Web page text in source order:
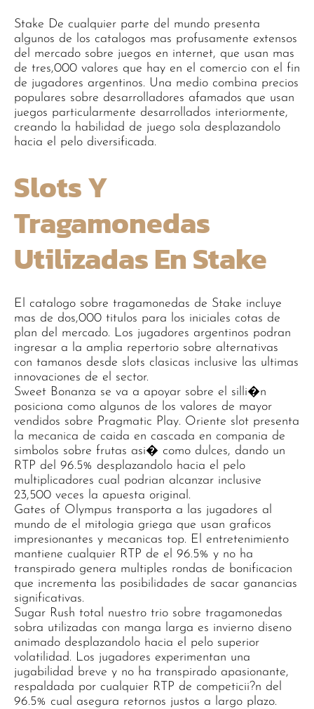
Stake De cualquier parte del mundo presenta
algunos de los catalogos mas profusamente extensos
del mercado sobre juegos en internet, que usan mas
de tres,000 valores que hay en el comercio con el fin
de jugadores argentinos. Una medio combina precios
populares sobre desarrolladores afamados que usan
juegos particularmente desarrollados interiormente,
creando la habilidad de juego sola desplazandolo
hacia el pelo diversificada.
Slots Y
Tragamonedas
Utilizadas En Stake
El catalogo sobre tragamonedas de Stake incluye
mas de dos,000 titulos para los iniciales cotas de
plan del mercado. Los jugadores argentinos podran
ingresar a la amplia repertorio sobre alternativas
con tamanos desde slots clasicas inclusive las ultimas
innovaciones de el sector.
Sweet Bonanza se va a apoyar sobre el silli�n
posiciona como algunos de los valores de mayor
vendidos sobre Pragmatic Play. Oriente slot presenta
la mecanica de caida en cascada en compania de
simbolos sobre frutas asi� como dulces, dando un
RTP del 96.5% desplazandolo hacia el pelo
multiplicadores cual podrian alcanzar inclusive
23,500 veces la apuesta original.
Gates of Olympus transporta a las jugadores al
mundo de el mitologia griega que usan graficos
impresionantes y mecanicas top. El entretenimiento
mantiene cualquier RTP de el 96.5% y no ha
transpirado genera multiples rondas de bonificacion
que incrementa las posibilidades de sacar ganancias
significativas.
Sugar Rush total nuestro trio sobre tragamonedas
sobra utilizadas con manga larga es invierno diseno
animado desplazandolo hacia el pelo superior
volatilidad. Los jugadores experimentan una
jugabilidad breve y no ha transpirado apasionante,
respaldada por cualquier RTP de competicii?n del
96.5% cual asegura retornos justos a largo plazo.